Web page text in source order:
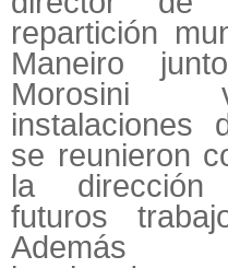
repartición
Maneiro
Morosini
instalaciones
se reunieron
la dirección
futuros
Además